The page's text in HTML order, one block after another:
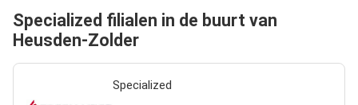
Specialized filialen in de buurt van
Heusden-Zolder
Specialized